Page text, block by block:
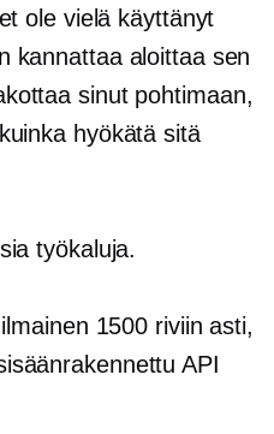
ole vielä käyttänyt
kannattaa aloittaa sen
sinut pohtimaan,
hyökätä sitä
​​työkaluja.
1500 riviin asti,
API